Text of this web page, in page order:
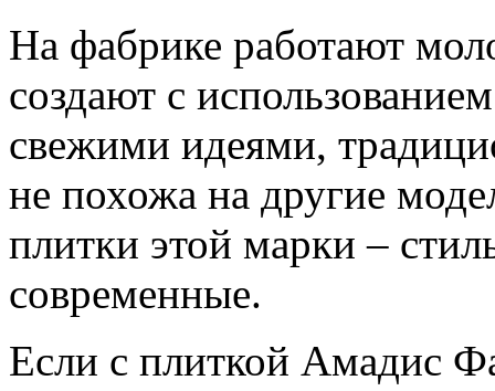
На фабрике работают
создают с
свежими идеями,
не похожа на другие
плитки этой марки –
современные.
Если с плиткой Амадис